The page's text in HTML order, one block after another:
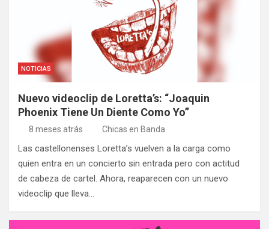
NOTICIAS
Nuevo videoclip de Loretta’s: “Joaquin
Phoenix Tiene Un Diente Como Yo”
8 meses atrás Chicas en Banda
Las castellonenses Loretta’s vuelven a la carga como
quien entra en un concierto sin entrada pero con actitud
de cabeza de cartel. Ahora, reaparecen con un nuevo
videoclip que lleva…